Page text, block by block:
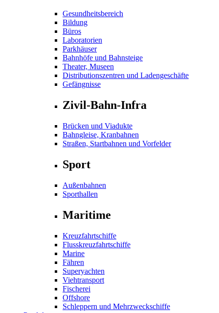
Gesundheitsbereich
Bildung
Büros
Laboratorien
Parkhäuser
Bahnhöfe und Bahnsteige
Theater, Museen
Distributionszentren und Ladengeschäfte
Gefängnisse
Zivil-Bahn-Infra
Brücken und Viadukte
Bahngleise, Kranbahnen
Straßen, Startbahnen und Vorfelder
Sport
Außenbahnen
Sporthallen
Maritime
Kreuzfahrtschiffe
Flusskreuzfahrtschiffe
Marine
Fähren
Superyachten
Viehtransport
Fischerei
Offshore
Schleppern und Mehrzweckschiffe